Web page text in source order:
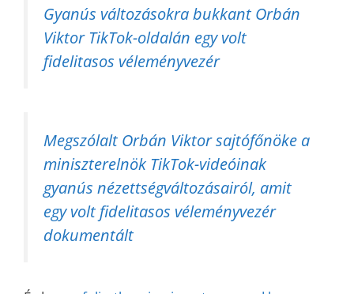
Gyanús változásokra bukkant Orbán
Viktor TikTok-oldalán egy volt
fidelitasos véleményvezér
Megszólalt Orbán Viktor sajtófőnöke a
miniszterelnök TikTok-videóinak
gyanús nézettségváltozásairól, amit
egy volt fidelitasos véleményvezér
dokumentált